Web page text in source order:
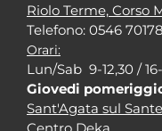
Riolo Terme, Corso
Telefono: 0546 70178
Orari:
Lun/Sab 9-12,30 /
Giovedi
Sant'Agata sul